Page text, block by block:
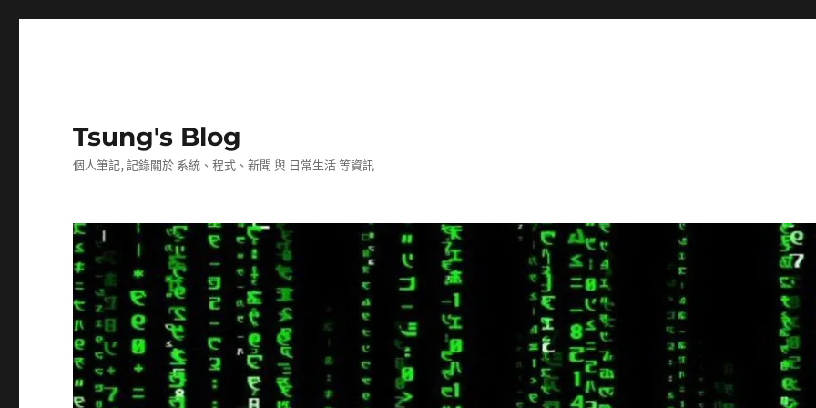
Tsung's Blog
個人筆記, 記錄關於 系統、程式、新聞 與 日常生活 等資訊